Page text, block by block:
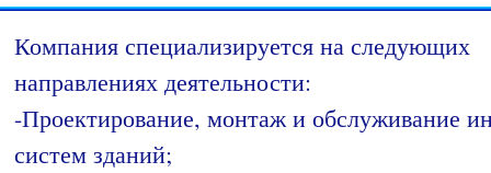
Компания специализируется на следующих
направлениях деятельности:
-Проектирование, монтаж и обслуживание
систем зданий;